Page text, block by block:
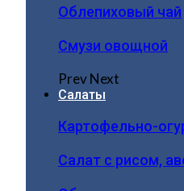
Облепиховый чай
Смузи овощной
PrevNext
Салаты
Картофельно-
Салат с рисом,